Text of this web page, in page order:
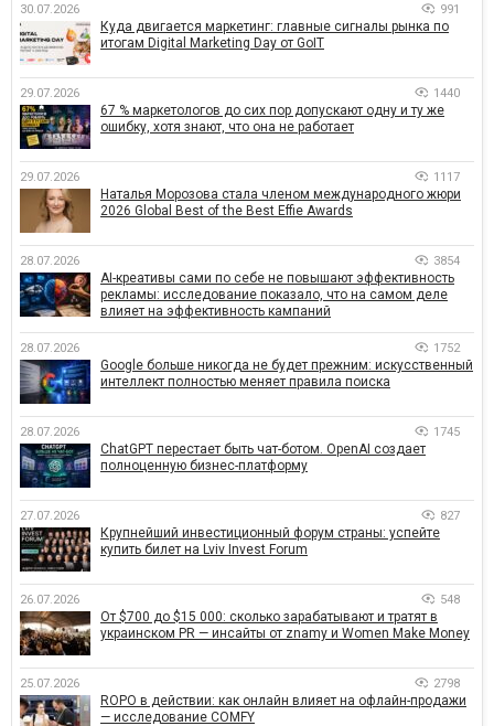
30.07.2026 991
Куда двигается маркетинг: главные сигналы рынка по
итогам Digital Marketing Day от GoIT
29.07.2026 1440
67 % маркетологов до сих пор допускают одну и ту же
ошибку, хотя знают, что она не работает
29.07.2026 1117
Наталья Морозова стала членом международного жюри
2026 Global Best of the Best Effie Awards
28.07.2026 3854
AI-креативы сами по себе не повышают эффективность
рекламы: исследование показало, что на самом деле
влияет на эффективность кампаний
28.07.2026 1752
Google больше никогда не будет прежним: искусственный
интеллект полностью меняет правила поиска
28.07.2026 1745
ChatGPT перестает быть чат-ботом. OpenAI создает
полноценную бизнес-платформу
27.07.2026 827
Крупнейший инвестиционный форум страны: успейте
купить билет на Lviv Invest Forum
26.07.2026 548
От $700 до $15 000: сколько зарабатывают и тратят в
украинском PR — инсайты от znamy и Women Make Money
25.07.2026 2798
ROPO в действии: как онлайн влияет на офлайн-продажи
— исследование COMFY